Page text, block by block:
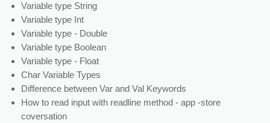
Variable type String
Variable type Int
Variable type - Double
Variable type Boolean
Variable type - Float
Char Variable Types
Difference between Var and Val Keywords
How to read input with readline method - app -store
coversation